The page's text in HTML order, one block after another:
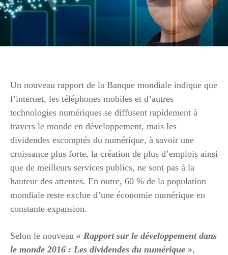
Un nouveau rapport de la Banque mondiale indique que
l’internet, les téléphones mobiles et d’autres
technologies numériques se diffusent rapidement à
travers le monde en développement, mais les
dividendes escomptés du numérique, à savoir une
croissance plus forte, la création de plus d’emplois ainsi
que de meilleurs services publics, ne sont pas à la
hauteur des attentes. En outre, 60 % de la population
mondiale reste exclue d’une économie numérique en
constante expansion.
Selon le nouveau « Rapport sur le développement dans
le monde 2016 : Les dividendes du numérique »,